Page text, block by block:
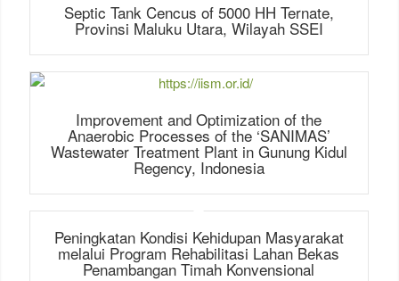
Septic Tank Cencus of 5000 HH Ternate,
Provinsi Maluku Utara, Wilayah SSEI
Improvement and Optimization of the
Anaerobic Processes of the ‘SANIMAS’
Wastewater Treatment Plant in Gunung Kidul
Regency, Indonesia
Peningkatan Kondisi Kehidupan Masyarakat
melalui Program Rehabilitasi Lahan Bekas
Penambangan Timah Konvensional